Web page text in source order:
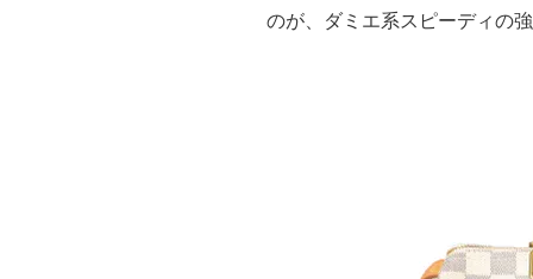
のが、ダミエ系スピーディの